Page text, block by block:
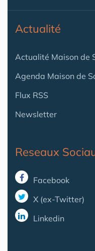
Actualité
Actualité Maison de
Agenda Maison de
Flux RSS
Newsletter
Reseaux
Facebook
X (ex-Twitter)
Linkedin